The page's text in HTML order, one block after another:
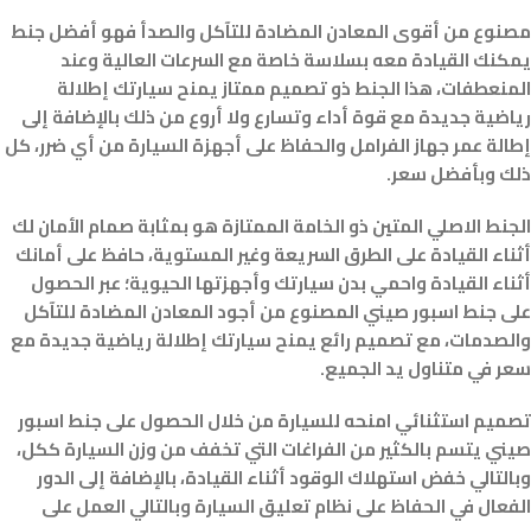
مصنوع من أقوى المعادن المضادة للتآكل والصدأ فهو أفضل جنط
يمكنك القيادة معه بسلاسة خاصة مع السرعات العالية وعند
المنعطفات، هذا الجنط ذو تصميم ممتاز يمنح سيارتك إطلالة
رياضية جديدة مع قوة أداء وتسارع ولا أروع من ذلك بالإضافة إلى
إطالة عمر جهاز الفرامل والحفاظ على أجهزة السيارة من أي ضرر، كل
ذلك وبأفضل سعر.
الجنط الاصلي المتين ذو الخامة الممتازة هو بمثابة صمام الأمان لك
أثناء القيادة على الطرق السريعة وغير المستوية، حافظ على أمانك
أثناء القيادة واحمي بدن سيارتك وأجهزتها الحيوية؛ عبر الحصول
على جنط اسبور صيني المصنوع من أجود المعادن المضادة للتآكل
والصدمات، مع تصميم رائع يمنح سيارتك إطلالة رياضية جديدة مع
سعر في متناول يد الجميع.
تصميم استثنائي امنحه للسيارة من خلال الحصول على جنط اسبور
صيني يتسم بالكثير من الفراغات التي تخفف من وزن السيارة ككل،
وبالتالي خفض استهلاك الوقود أثناء القيادة، بالإضافة إلى الدور
الفعال في الحفاظ على نظام تعليق السيارة وبالتالي العمل على